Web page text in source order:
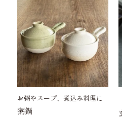
お粥やスープ、煮込み料理に
粥鍋